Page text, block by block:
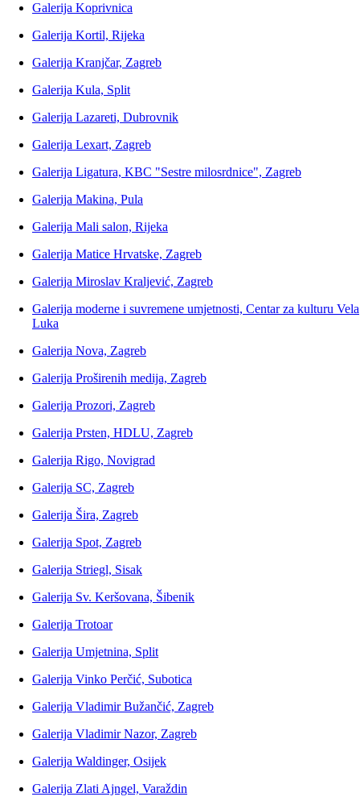
Galerija Koprivnica
Galerija Kortil, Rijeka
Galerija Kranjčar, Zagreb
Galerija Kula, Split
Galerija Lazareti, Dubrovnik
Galerija Lexart, Zagreb
Galerija Ligatura, KBC "Sestre milosrdnice", Zagreb
Galerija Makina, Pula
Galerija Mali salon, Rijeka
Galerija Matice Hrvatske, Zagreb
Galerija Miroslav Kraljević, Zagreb
Galerija moderne i suvremene umjetnosti, Centar za kulturu Vela
Luka
Galerija Nova, Zagreb
Galerija Proširenih medija, Zagreb
Galerija Prozori, Zagreb
Galerija Prsten, HDLU, Zagreb
Galerija Rigo, Novigrad
Galerija SC, Zagreb
Galerija Šira, Zagreb
Galerija Spot, Zagreb
Galerija Striegl, Sisak
Galerija Sv. Keršovana, Šibenik
Galerija Trotoar
Galerija Umjetnina, Split
Galerija Vinko Perčić, Subotica
Galerija Vladimir Bužančić, Zagreb
Galerija Vladimir Nazor, Zagreb
Galerija Waldinger, Osijek
Galerija Zlati Ajngel, Varaždin